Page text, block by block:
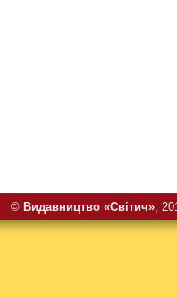
© Видавництво «Свiтич»,